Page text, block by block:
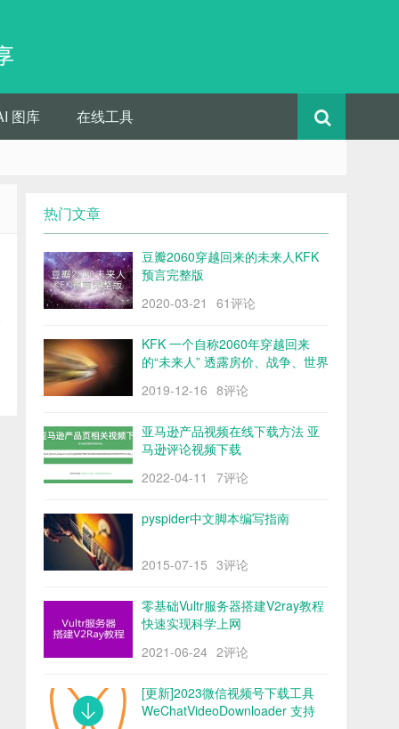
图库 在线工具
热门文章
豆瓣2060穿越回来的未来人KFK
预言完整版
2020-03-21
61评论
KFK 一个自称2060年穿越回来
的“未来人” 透露房价、战争、世界
2019-12-16 8评论
亚马逊产品视频在线下载方法 亚
马逊评论视频下载
2022-04-11
7评论
pyspider中文脚本编写指南
2015-07-15 3评论
零基础Vultr服务器搭建V2ray教程
快速实现科学上网
2021-06-24 2评论
[更新]2023微信视频号下载工具
WeChatVideoDownloader 支持